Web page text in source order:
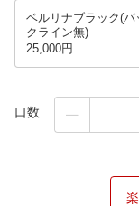
ベルリナブラック(バ
クライン無)
25,000円
口数